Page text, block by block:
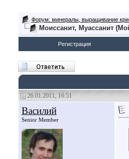
Форум: минералы, выращивание
Моиссанит, Муассанит
Регистрация
26.01.2011, 16:51
Василий
Senior Member